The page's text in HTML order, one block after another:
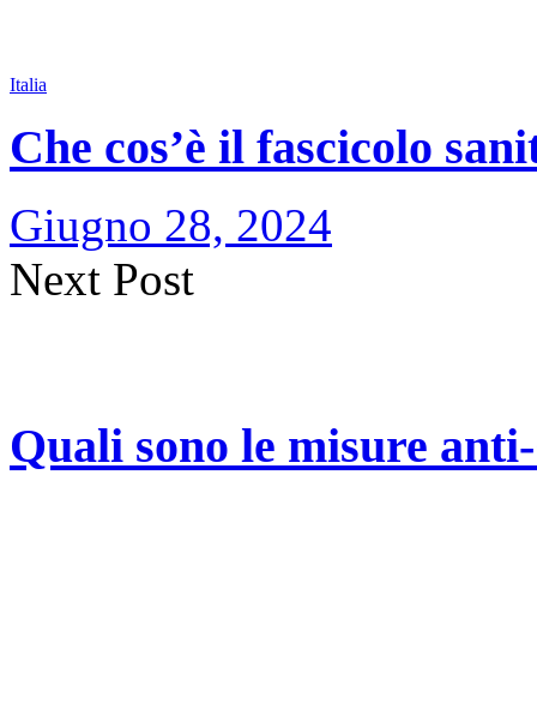
Italia
Che cos’è il fascicolo
Giugno 28, 2024
Next Post
Quali sono le misure